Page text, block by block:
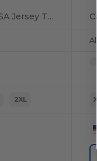
Unisex Made In The USA Jersey T-Shirt
2XL